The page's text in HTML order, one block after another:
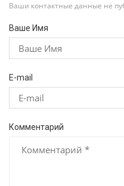
Ваши контактные данные не
Ваше Имя
E-mail
Комментарий